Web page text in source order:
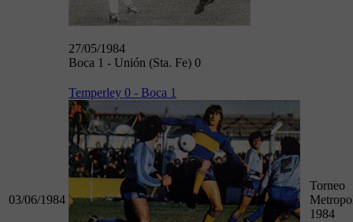
27/05/1984
Boca 1 - Unión (Sta. Fe) 0
03/06/1984
Temperley 0 - Boca 1
Torneo
1984